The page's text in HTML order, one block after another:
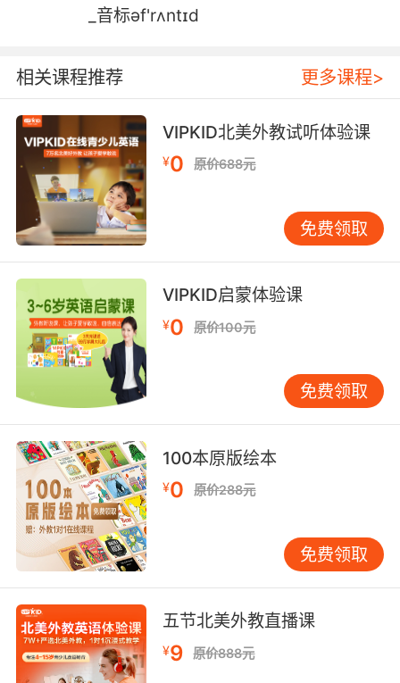
对狂热的收藏家来说这是一件绝佳的藏品
aficionado.
你知不知道 我是一个艺术狂
7. He's a real sailing aficionado, does all sorts
of races.
他是一个真的帆船运动迷 参加各种比赛
8. I don't think this thing blows tonight, but
soon, aficionados, soon.
今晚不会爆发 很快了 听众们
9. I hear locomotive oke is the second leading
cause of death among train aficionados.
10. 'cause an aficionado, to me, refers to, like,
people who collect cars, and cigars and fine
wine.
因为爱好者对我来说 应该是 那些喜欢收集车子
好烟和好酒的
_音标əf'rʌntɪd
相关课程推荐 更多课程>
VIPKID北美外教试听体验课
¥0 原价688元
免费领取
VIPKID启蒙体验课
¥0 原价100元
免费领取
100本原版绘本
¥0 原价288元
免费领取
五节北美外教直播课
¥9 原价888元